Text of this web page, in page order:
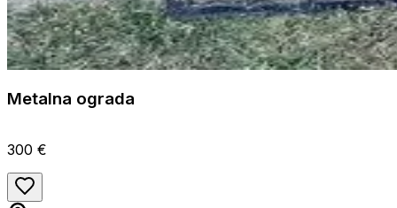
Metalna ograda
300 €